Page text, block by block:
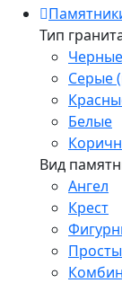
Тип
Серые
Белые
Вид
Ангел
Крест